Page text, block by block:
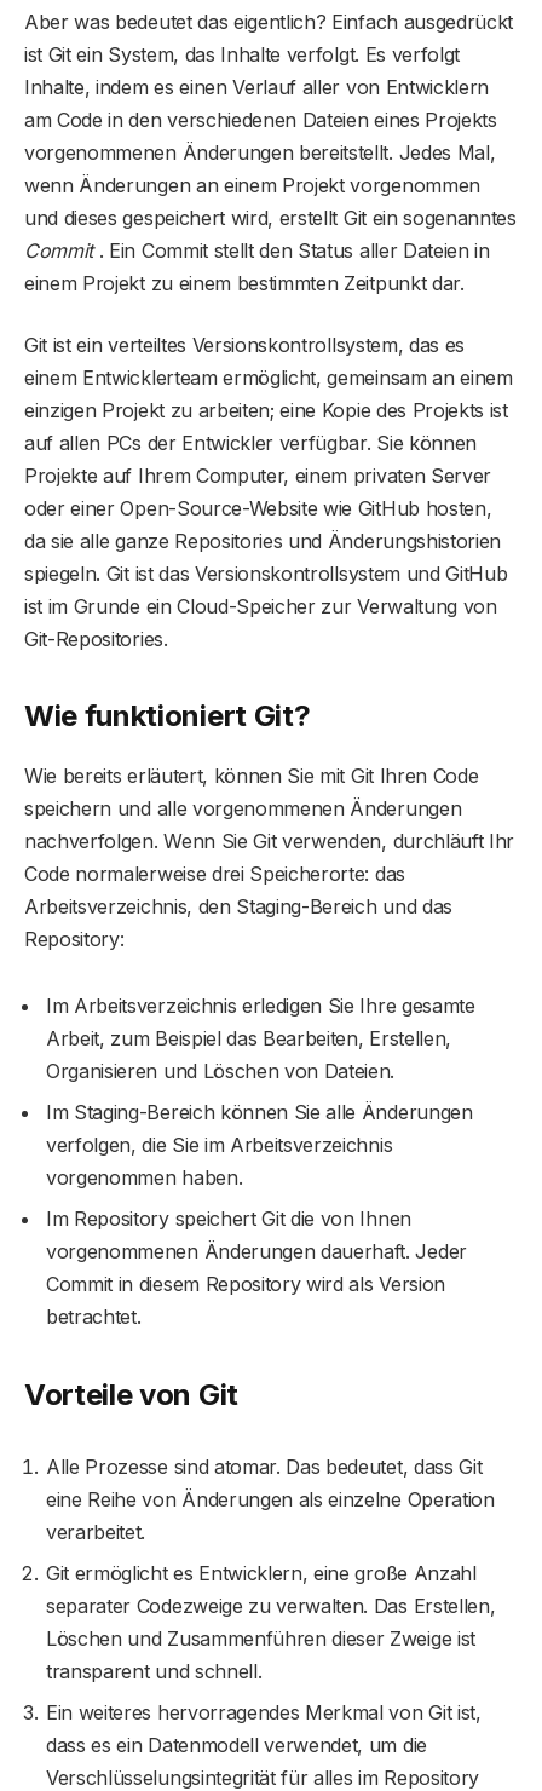
Aber was bedeutet das eigentlich? Einfach ausgedrückt
ist Git ein System, das Inhalte verfolgt. Es verfolgt
Inhalte, indem es einen Verlauf aller von Entwicklern
am Code in den verschiedenen Dateien eines Projekts
vorgenommenen Änderungen bereitstellt. Jedes Mal,
wenn Änderungen an einem Projekt vorgenommen
und dieses gespeichert wird, erstellt Git ein sogenanntes
Commit. Ein Commit stellt den Status aller Dateien in
einem Projekt zu einem bestimmten Zeitpunkt dar.
Git ist ein verteiltes Versionskontrollsystem, das es
einem Entwicklerteam ermöglicht, gemeinsam an einem
einzigen Projekt zu arbeiten; eine Kopie des Projekts ist
auf allen PCs der Entwickler verfügbar. Sie können
Projekte auf Ihrem Computer, einem privaten Server
oder einer Open-Source-Website wie GitHub hosten,
da sie alle ganze Repositories und Änderungshistorien
spiegeln. Git ist das Versionskontrollsystem und GitHub
ist im Grunde ein Cloud-Speicher zur Verwaltung von
Git-Repositories.
Wie funktioniert Git?
Wie bereits erläutert, können Sie mit Git Ihren Code
speichern und alle vorgenommenen Änderungen
nachverfolgen. Wenn Sie Git verwenden, durchläuft Ihr
Code normalerweise drei Speicherorte: das
Arbeitsverzeichnis, den Staging-Bereich und das
Repository:
Im Arbeitsverzeichnis erledigen Sie Ihre gesamte
Arbeit, zum Beispiel das Bearbeiten, Erstellen,
Organisieren und Löschen von Dateien.
Im Staging-Bereich können Sie alle Änderungen
verfolgen, die Sie im Arbeitsverzeichnis
vorgenommen haben.
Im Repository speichert Git die von Ihnen
vorgenommenen Änderungen dauerhaft. Jeder
Commit in diesem Repository wird als Version
betrachtet.
Vorteile von Git
Alle Prozesse sind atomar. Das bedeutet, dass Git
eine Reihe von Änderungen als einzelne Operation
verarbeitet.
Git ermöglicht es Entwicklern, eine große Anzahl
separater Codezweige zu verwalten. Das Erstellen,
Löschen und Zusammenführen dieser Zweige ist
transparent und schnell.
Ein weiteres hervorragendes Merkmal von Git ist,
dass es ein Datenmodell verwendet, um die
Verschlüsselungsintegrität für alles im Repository